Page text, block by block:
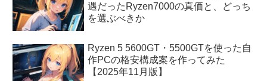
遇だったRyzen7000の真価と、どっち
を選ぶべきか
Ryzen 5 5600GT・5500GTを使った自
作PCの格安構成案を作ってみた
【2025年11月版】